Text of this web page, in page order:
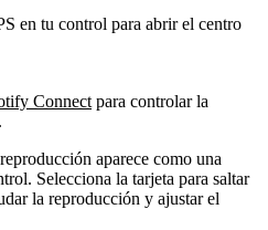
en tu control para abrir el centro
Connectpara controlar la
aparece como una
Selecciona la tarjeta para saltar
la reproducción y ajustar el